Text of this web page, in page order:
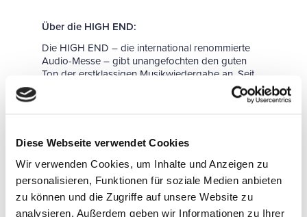
Diese Webseite verwendet Cookies
Wir verwenden Cookies, um Inhalte und Anzeigen zu
personalisieren, Funktionen für soziale Medien anbieten
zu können und die Zugriffe auf unsere Website zu
analysieren. Außerdem geben wir Informationen zu Ihrer
Über die HIGH END:
Die HIGH END – die international renommierte
Audio-Messe – gibt unangefochten den guten
Ton der erstklassigen Musikwiedergabe an. Seit
über vier Jahrzehnten ist sie Impulsgeber für
hochwertiger Audiotechnik. An vier Tagen im Juni
wenn Hunderte Aussteller aus rund 40 Ländern
präsentieren. Nach 21 erfolgreichen Jahren in
München wechselt die HIGH END 2026 ihren
Standort und zieht nach Wien.
www.highendvienna.com